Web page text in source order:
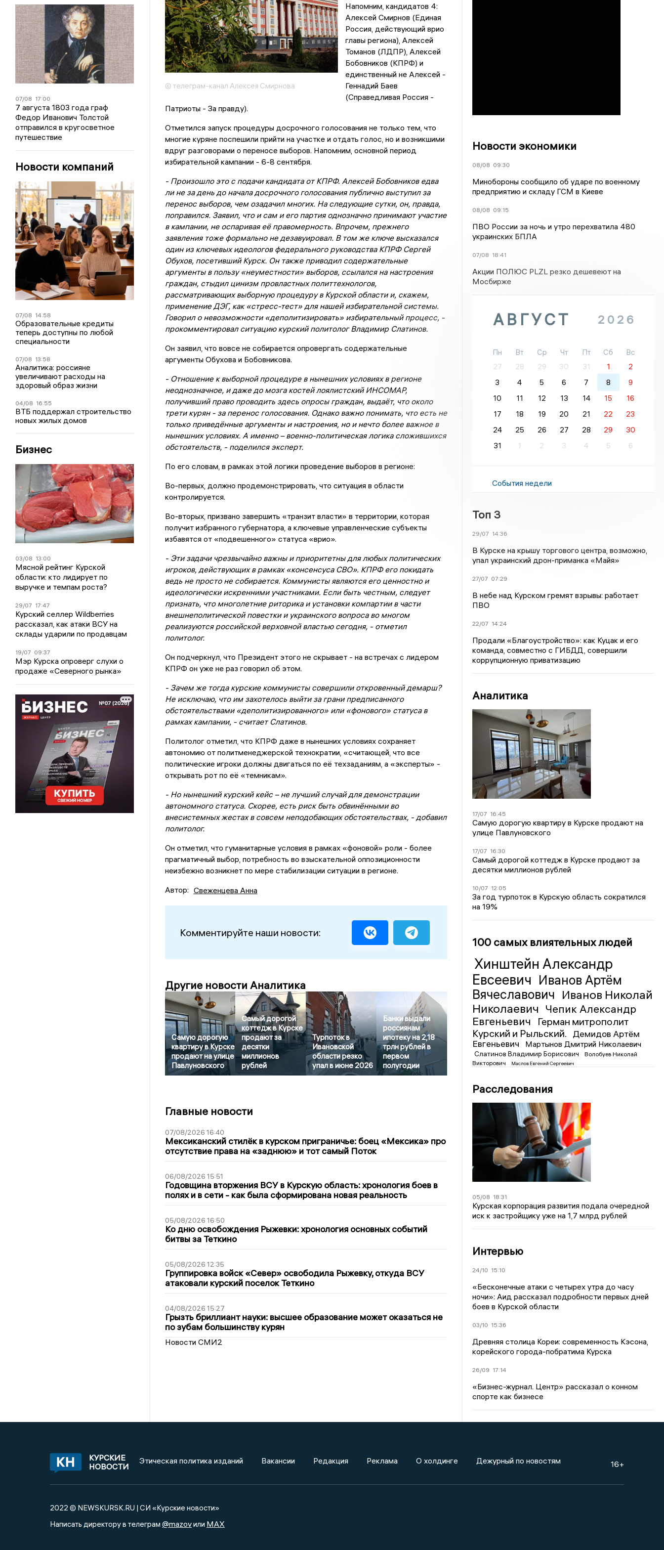
07/08 17:00
7 августа 1803 года граф
Федор Иванович Толстой
отправился в кругосветное
путешествие
Новости компаний
07/08 14:58
Образовательные кредиты
теперь доступны по любой
специальности
07/08 13:58
Аналитика: россияне
увеличивают расходы на
здоровый образ жизни
04/08 16:55
ВТБ поддержал строительство
новых жилых домов
Бизнес
03/08 13:00
Мясной рейтинг Курской
области: кто лидирует по
выручке и темпам роста?
29/07 17:47
Курский селлер Wildberries
рассказал, как атаки ВСУ на
склады ударили по продавцам
19/07 09:37
Мэр Курска опроверг слухи о
продаже «Северного рынка»
© телеграм-канал Алексея Смирнова
Напомним, кандидатов 4:
Алексей Смирнов (Единая
Россия, действующий врио
главы региона), Алексей
Томанов (ЛДПР), Алексей
Бобовников (КПРФ) и
единственный не Алексей -
Геннадий Баев
(Справедливая Россия -
Патриоты - За правду).
Отметился запуск процедуры досрочного голосования не только тем, что
многие куряне поспешили прийти на участке и отдать голос, но и возникшими
вдруг разговорами о переносе выборов. Напомним, основной период
избирательной кампании - 6-8 сентября.
- Произошло это с подачи кандидата от КПРФ. Алексей Бобовников едва
ли не за день до начала досрочного голосования публично выступил за
перенос выборов, чем озадачил многих. На следующие сутки, он, правда,
поправился. Заявил, что и сам и его партия однозначно принимают участие
в кампании, не оспаривая её правомерность. Впрочем, прежнего
заявления тоже формально не дезавуировал. В том же ключе высказался
один из ключевых идеологов федерального руководства КПРФ Сергей
Обухов, посетивший Курск. Он также приводил содержательные
аргументы в пользу «неуместности» выборов, ссылался на настроения
граждан, стыдил цинизм провластных политтехнологов,
рассматривающих выборную процедуру в Курской области и, скажем,
применение ДЭГ, как «стресс-тест» для нашей избирательной системы.
Говорил о невозможности «деполитизировать» избирательный процесс, -
прокомментировал ситуацию курский политолог Владимир Слатинов.
Он заявил, что вовсе не собирается опровергать содержательные
аргументы Обухова и Бобовникова.
- Отношение к выборной процедуре в нынешних условиях в регионе
неоднозначное, и даже до мозга костей лоялистский ИНСОМАР,
получивший право проводить здесь опросы граждан, выдаёт, что около
трети курян - за перенос голосования. Однако важно понимать, что есть не
только приведённые аргументы и настроения, но и нечто более важное в
нынешних условиях. А именно – военно-политическая логика сложившихся
обстоятельств, - поделился эксперт.
По его словам, в рамках этой логики проведение выборов в регионе:
Во-первых, должно продемонстрировать, что ситуация в области
контролируется.
Во-вторых, призвано завершить «транзит власти» в территории, которая
получит избранного губернатора, а ключевые управленческие субъекты
избавятся от «подвешенного» статуса «врио».
- Эти задачи чрезвычайно важны и приоритетны для любых политических
игроков, действующих в рамках «консенсуса СВО». КПРФ его покидать
ведь не просто не собирается. Коммунисты являются его ценностно и
идеологически искренними участниками. Если быть честным, следует
признать, что многолетние риторика и установки компартии в части
внешнеполитической повестки и украинского вопроса во многом
реализуются российской верховной властью сегодня, - отметил
политолог.
Он подчеркнул, что Президент этого не скрывает - на встречах с лидером
КПРФ он уже не раз говорил об этом.
- Зачем же тогда курские коммунисты совершили откровенный демарш?
Не исключаю, что им захотелось выйти за грани предписанного
обстоятельствами «деполитизированного» или «фонового» статуса в
рамках кампании, - считает Слатинов.
Политолог отметил, что КПРФ даже в нынешних условиях сохраняет
автономию от политменеджерской технократии, «считающей, что все
политические игроки должны двигаться по её техзаданиям, а «эксперты» -
открывать рот по её «темникам».
- Но нынешний курский кейс – не лучший случай для демонстрации
автономного статуса. Скорее, есть риск быть обвинёнными во
внесистемных жестах в совсем неподобающих обстоятельствах, - добавил
политолог.
Он отметил, что гуманитарные условия в рамках «фоновой» роли - более
прагматичный выбор, потребность во взыскательной оппозиционности
неизбежно возникнет по мере стабилизации ситуации в регионе.
Автор: Свеженцева Анна
Комментируйте наши новости:
Другие новости Аналитика
Самую дорогую
квартиру в Курске
продают на улице
Павлуновского
Самый дорогой
коттедж в Курске
продают за
десятки
миллионов
рублей
Турпоток в
Ивановской
области резко
упал в июне 2026
Банки выдали
россиянам
ипотеку на 2,18
трлн рублей в
первом
полугодии
Главные новости
07/08/2026 16:40
Мексиканский стилёк в курском приграничье: боец «Мексика» про
отсутствие права на «заднюю» и тот самый Поток
06/08/2026 15:51
Годовщина вторжения ВСУ в Курскую область: хронология боев в
полях и в сети - как была сформирована новая реальность
05/08/2026 16:50
Ко дню освобождения Рыжевки: хронология основных событий
битвы за Теткино
05/08/2026 12:35
Группировка войск «Север» освободила Рыжевку, откуда ВСУ
атаковали курский поселок Теткино
04/08/2026 15:27
Грызть бриллиант науки: высшее образование может оказаться не
по зубам большинству курян
Новости СМИ2
Новости экономики
08/08 09:30
Минобороны сообщило об ударе по военному
предприятию и складу ГСМ в Киеве
08/08 09:15
ПВО России за ночь и утро перехватила 480
украинских БПЛА
07/08 18:41
Акции ПОЛЮС PLZL резко дешевеют на
Мосбирже
АВГУСТ 2026
Пн Вт Ср Чт Пт Сб
Вс
27
28 29 30 31 1
2
3
4 5 6 7 8
9
10
11 12 13 14 15
16
17
18 19 20 21 22
23
24
25 26 27 28 29
30
31
1 2 3 4 5 6
События недели
Топ 3
29/07 14:36
В Курске на крышу торгового центра, возможно,
упал украинский дрон-приманка «Майя»
27/07 07:29
В небе над Курском гремят взрывы: работает
ПВО
22/07 14:24
Продали «Благоустройство»: как Куцак и его
команда, совместно с ГИБДД, совершили
коррупционную приватизацию
Аналитика
17/07 16:45
Самую дорогую квартиру в Курске продают на
улице Павлуновского
17/07 16:30
Самый дорогой коттедж в Курске продают за
десятки миллионов рублей
10/07 12:05
За год турпоток в Курскую область сократился
на 19%
100 самых влиятельных людей
Хинштейн Александр
Евсеевич Иванов Артём
Вячеславович Иванов Николай
Николаевич Чепик Александр
Евгеньевич
Герман митрополит
Курский и Рыльский.
Демидов Артём
Евгеньевич
Мартынов Дмитрий Николаевич
Слатинов Владимир Борисович
Волобуев Николай
Викторович
Маслов Евгений Сергеевич
Расследования
05/08 18:31
Курская корпорация развития подала очередной
иск к застройщику уже на 1,7 млрд рублей
Интервью
24/10 15:10
«Бесконечные атаки с четырех утра до часу
ночи»: Аид рассказал подробности первых дней
боев в Курской области
03/10 15:36
Древняя столица Кореи: современность Кэсона,
корейского города-побратима Курска
26/09 17:14
«Бизнес-журнал. Центр» рассказал о конном
спорте как бизнесе
КУРСКИЕ
НОВОСТИ
Этическая политика изданий Вакансии Редакция Реклама О холдинге Дежурный по новостям 16+
2022 © NEWSKURSK.RU | СИ «Курские новости»
Написать директору в телеграм @mazovили MAX